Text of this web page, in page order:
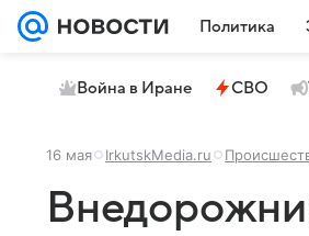
Политика
Война в Иране СВО
16 мая IrkutskMedia.ru